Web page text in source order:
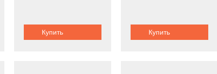
Купить Купить